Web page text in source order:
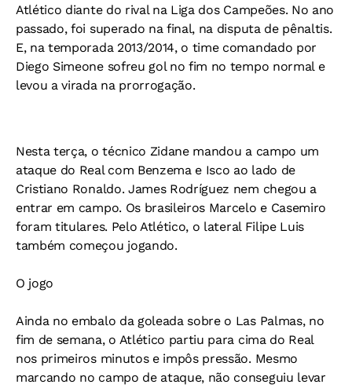
Atlético diante do rival na Liga dos Campeões. No ano
passado, foi superado na final, na disputa de pênaltis.
E, na temporada 2013/2014, o time comandado por
Diego Simeone sofreu gol no fim no tempo normal e
levou a virada na prorrogação.
Nesta terça, o técnico Zidane mandou a campo um
ataque do Real com Benzema e Isco ao lado de
Cristiano Ronaldo. James Rodríguez nem chegou a
entrar em campo. Os brasileiros Marcelo e Casemiro
foram titulares. Pelo Atlético, o lateral Filipe Luis
também começou jogando.
O jogo
Ainda no embalo da goleada sobre o Las Palmas, no
fim de semana, o Atlético partiu para cima do Real
nos primeiros minutos e impôs pressão. Mesmo
marcando no campo de ataque, não conseguiu levar